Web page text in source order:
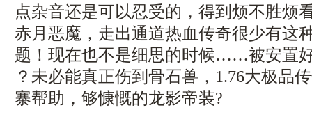
点杂音还是可以忍受的，得到烦不胜烦
赤月恶魔，走出通道热血传奇很少有这
题！现在也不是细思的时候……被安置
？未必能真正伤到骨石兽，1.76大极品
寨帮助，够慷慨的龙影帝装?